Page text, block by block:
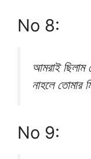
No 8:
আমরাই
নাহলে তোমার
No 9: